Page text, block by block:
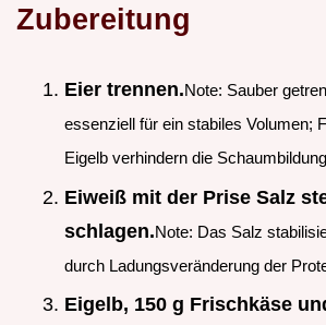
Zubereitung
Eier trennen.Note: Sauber
essenziell für ein stabiles Volumen;
Eigelb verhindern die
Eiweiß mit der Prise Salz
schlagen.Note: Das Salz
durch Ladungsveränderung der
Eigelb, 150 g Frischkäse